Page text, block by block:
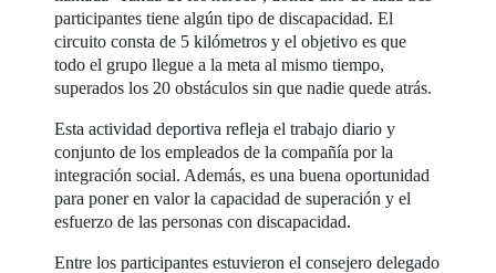
participantes tiene algún tipo de discapacidad. El
circuito consta de 5 kilómetros y el objetivo es que
todo el grupo llegue a la meta al mismo tiempo,
superados los 20 obstáculos sin que nadie quede atrás.
Esta actividad deportiva refleja el trabajo diario y
conjunto de los empleados de la compañía por la
integración social. Además, es una buena oportunidad
para poner en valor la capacidad de superación y el
esfuerzo de las personas con discapacidad.
Entre los participantes estuvieron el consejero delegado